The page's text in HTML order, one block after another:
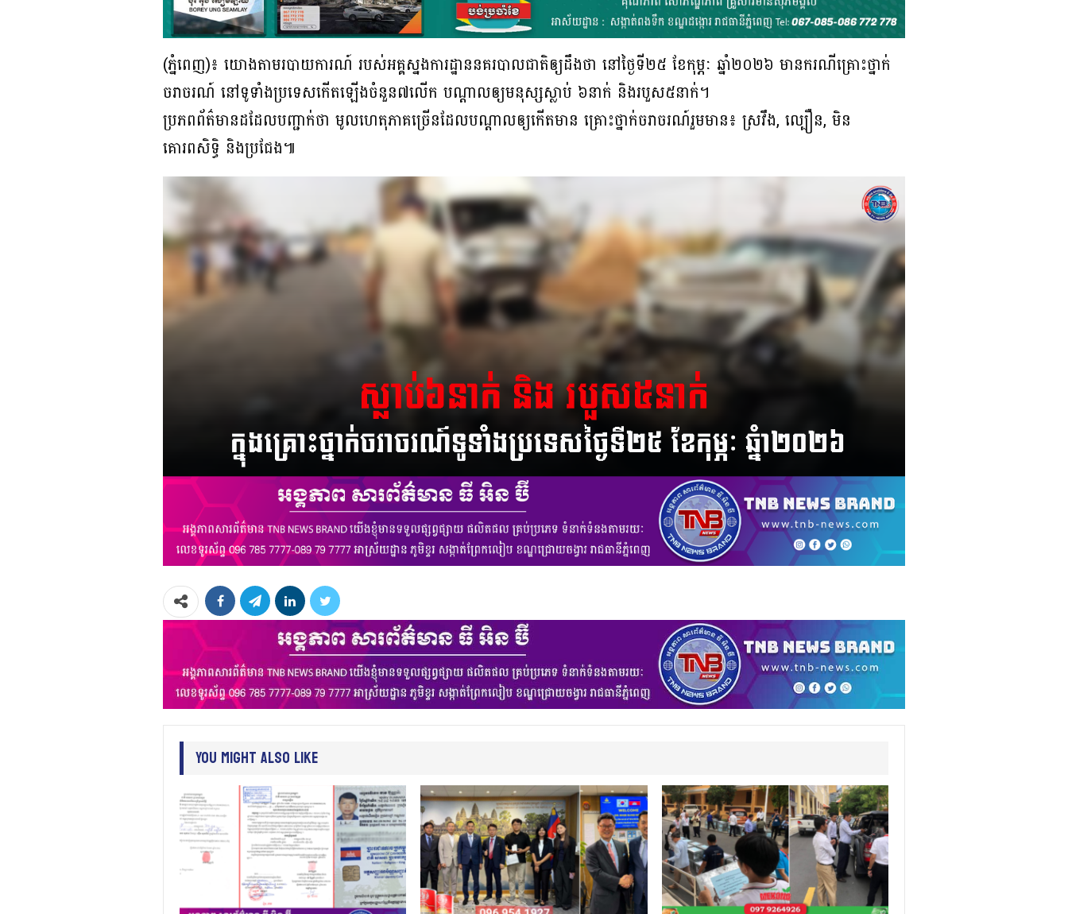
(ភ្នំពេញ)៖ យោងតាមរបាយការណ៍ របស់អគ្គស្នងការដ្ឋាននគរបាលជាតិឲ្យដឹងថា នៅថ្ងៃទី២៥ ខែកុម្ភៈ ឆ្នាំ២០២៦ មានករណីគ្រោះថ្នាក់
ចរាចរណ៍ នៅទូទាំងប្រទេសកើតឡើងចំនួន៧លើក បណ្ដាលឲ្យមនុស្សស្លាប់ ៦នាក់ និងរបួស៥នាក់។
ប្រភពព័ត៌មានដដែលបញ្ជាក់ថា មូលហេតុភាគច្រើនដែលបណ្ដាលឲ្យកើតមាន គ្រោះថ្នាក់ចរាចរណ៍រួមមាន៖ ស្រវឹង, ល្បឿន, មិន
គោរពសិទិ្ធ និងប្រជែង៕
You Might Also Like